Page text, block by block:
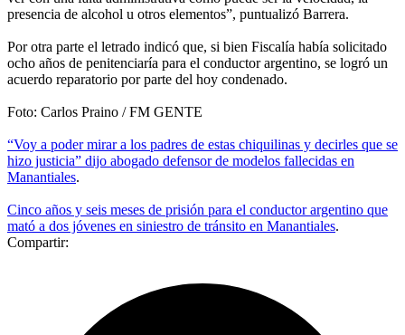
presencia de alcohol u otros elementos”, puntualizó Barrera.
Por otra parte el letrado indicó que, si bien Fiscalía había solicitado
ocho años de penitenciaría para el conductor argentino, se logró un
acuerdo reparatorio por parte del hoy condenado.
Foto: Carlos Praino / FM GENTE
“Voy a poder mirar a los padres de estas chiquilinas y decirles que se
hizo justicia” dijo abogado defensor de modelos fallecidas en
Manantiales.
Cinco años y seis meses de prisión para el conductor argentino que
mató a dos jóvenes en siniestro de tránsito en Manantiales.
Compartir: